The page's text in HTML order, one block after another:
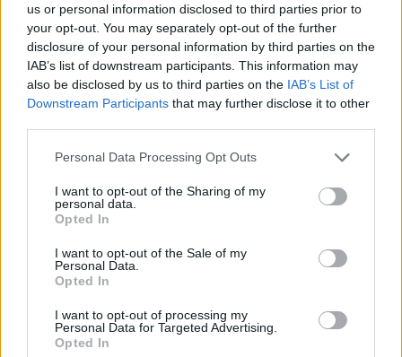
us or personal information disclosed to third parties prior to
your opt-out. You may separately opt-out of the further
disclosure of your personal information by third parties on the
IAB’s list of downstream participants. This information may
also be disclosed by us to third parties on the IAB’s List of
Downstream Participants that may further disclose it to other
Personal Data Processing Opt Outs
I want to opt-out of the Sharing of my
personal data.
Opted In
I want to opt-out of the Sale of my
Personal Data.
Opted In
I want to opt-out of processing my
Personal Data for Targeted Advertising.
Opted In
educatrici e educatori nel contesto scuola e
in relazione con le famiglie e il territorio.
Raffaele Mantegazza, Professore di
pedagogia presso l’Università di Milano-
Bicocca, Cristina Palmieri, Direttrice del
Dipartimento di Scienze Umane per la
Formazione “Riccardo Massa” dell’Università
degli Studi di Milano-Bicocca e docente di
pedagogia generale e sociale; Simone Finotti,
Dirigente scolastico del Liceo “C. Cavalleri” di
Parabiago, Gianluca Salvati, Pedagogista
Stripes Coop guideranno il pubblico oltre le